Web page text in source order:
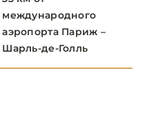
международного
аэропорта Париж –
Шарль-де-Голль